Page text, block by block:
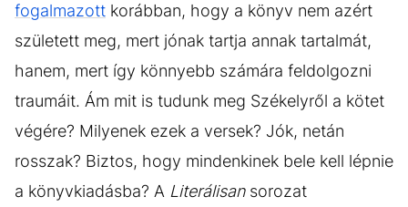
fogalmazott korábban, hogy a könyv nem azért
született meg, mert jónak tartja annak tartalmát,
hanem, mert így könnyebb számára feldolgozni
traumáit. Ám mit is tudunk meg Székelyről a kötet
végére? Milyenek ezek a versek? Jók, netán
rosszak? Biztos, hogy mindenkinek bele kell lépnie
a könyvkiadásba? A Literálisansorozat